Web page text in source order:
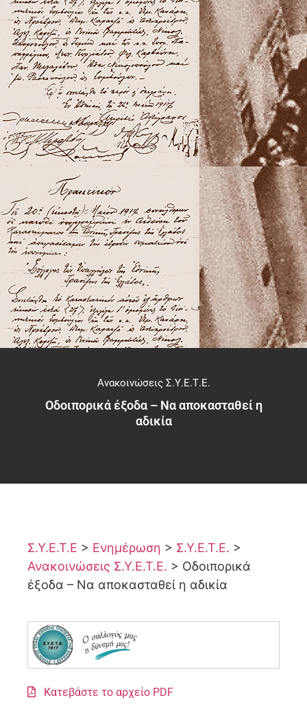
Ανακοινώσεις Σ.Υ.Ε.Τ.Ε.
Οδοιπορικά έξοδα – Να αποκασταθεί η
αδικία
Σ.Υ.Ε.Τ.Ε > Ενημέρωση > Σ.Υ.Ε.Τ.Ε. >
Ανακοινώσεις Σ.Υ.Ε.Τ.Ε. > Οδοιπορικά
έξοδα – Να αποκασταθεί η αδικία
Κατεβάστε το αρχείο PDF